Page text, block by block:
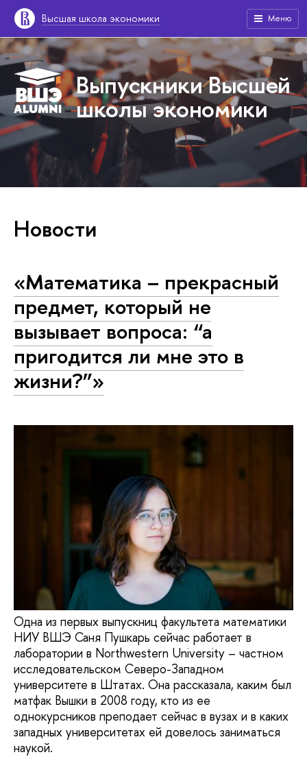
Высшая школа экономики Меню
Выпускники Высшей
школы экономики
Новости
«Математика – прекрасный
предмет, который не
вызывает вопроса: “а
пригодится ли мне это в
жизни?”»
Одна из первых выпускниц факультета математики
НИУ ВШЭ Саня Пушкарь сейчас работает в
лаборатории в Northwestern University – частном
исследовательском Северо-Западном
университете в Штатах. Она рассказала, каким был
матфак Вышки в 2008 году, кто из ее
однокурсников преподает сейчас в вузах и в каких
западных университетах ей довелось заниматься
наукой.